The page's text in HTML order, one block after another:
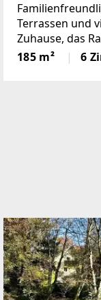
Terrassen und
Zuhause, das
gemeinsames
Townhouse
185 m² 6